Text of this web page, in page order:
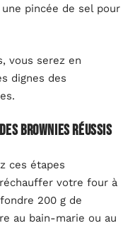
pincée de sel pour
vous serez en
dignes des
brownies réussis
ces étapes
votre four à
200 g de
au bain-marie ou au